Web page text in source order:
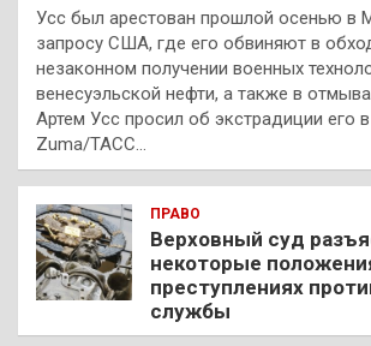
Усс был арестован прошлой осенью в
запросу США, где его обвиняют в
незаконном получении военных
венесуэльской нефти, а также в
Артем Усс просил об экстрадиции его
Zuma/ТАСС…
ПРАВО
Верховный суд
некоторые
преступлениях
службы